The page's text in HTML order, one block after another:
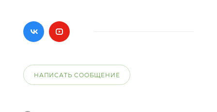
НАПИСАТЬ СООБЩЕНИЕ